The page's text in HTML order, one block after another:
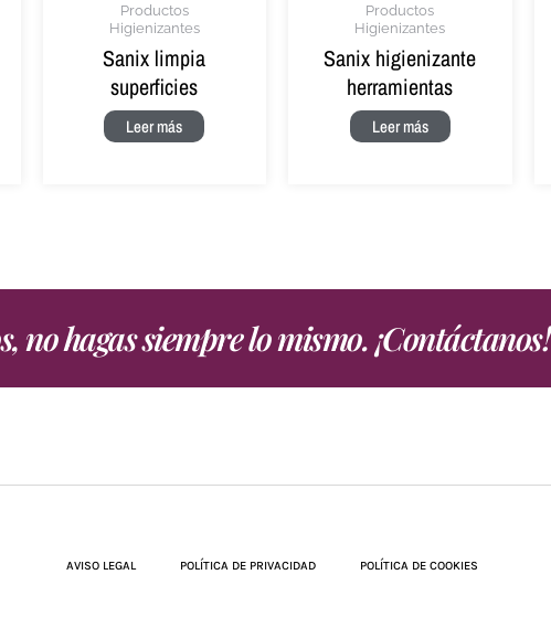
Productos
Higienizantes
Sanix limpia
superficies
Leer más
Productos
Higienizantes
Sanix higienizante
herramientas
Leer más
no hagas siempre lo mismo. ¡Contáctanos!
AVISO LEGAL POLÍTICA DE PRIVACIDAD POLÍTICA DE COOKIES